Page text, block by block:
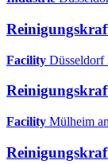
Facility Düsseldorf
Facility Mülheim